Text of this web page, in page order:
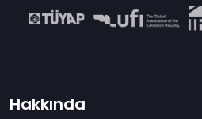
Hakkında